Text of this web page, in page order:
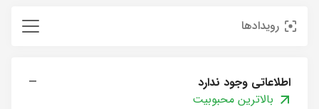
رویدادها
اطلاعاتی وجود ندارد
—
بالاترین محبوبیت